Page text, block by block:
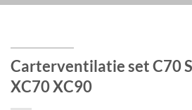
Carterventilatie set C70
XC70 XC90